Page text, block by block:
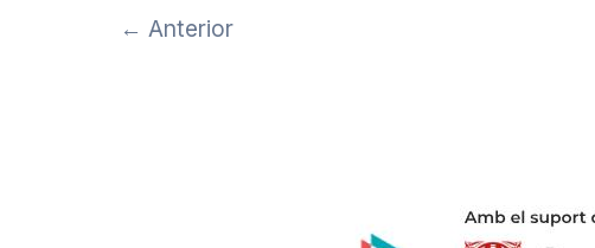
← Anterior